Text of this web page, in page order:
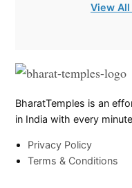
View
BharatTemples is an
in India with every
Privacy Policy
Terms & Conditions